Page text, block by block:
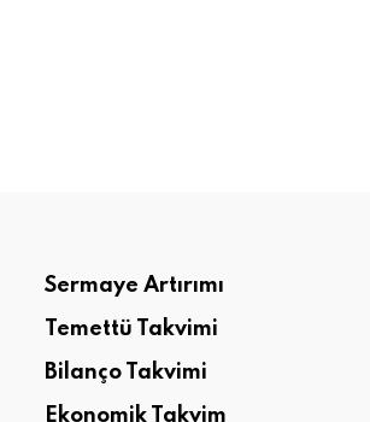
Sermaye Artırımı
Temettü Takvimi
Bilanço Takvimi
Ekonomik Takvim